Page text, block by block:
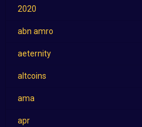
2020
abn amro
aeternity
altcoins
ama
apr